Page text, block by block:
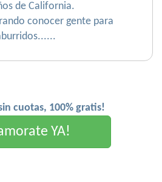
de California.
conocer gente para
cuotas, 100% gratis!
YA!